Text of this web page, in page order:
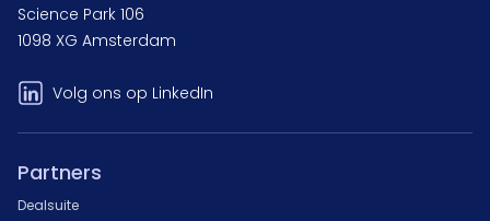
Science Park 106
1098 XG Amsterdam
Volg ons op LinkedIn
Partners
Dealsuite